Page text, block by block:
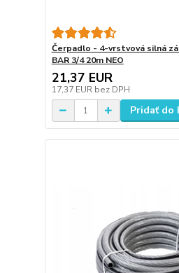
Čerpadlo - 4-vrstvová silná
BAR 3/4 20m NEO
21,37 EUR
17,37 EUR bez DPH
Pridať do